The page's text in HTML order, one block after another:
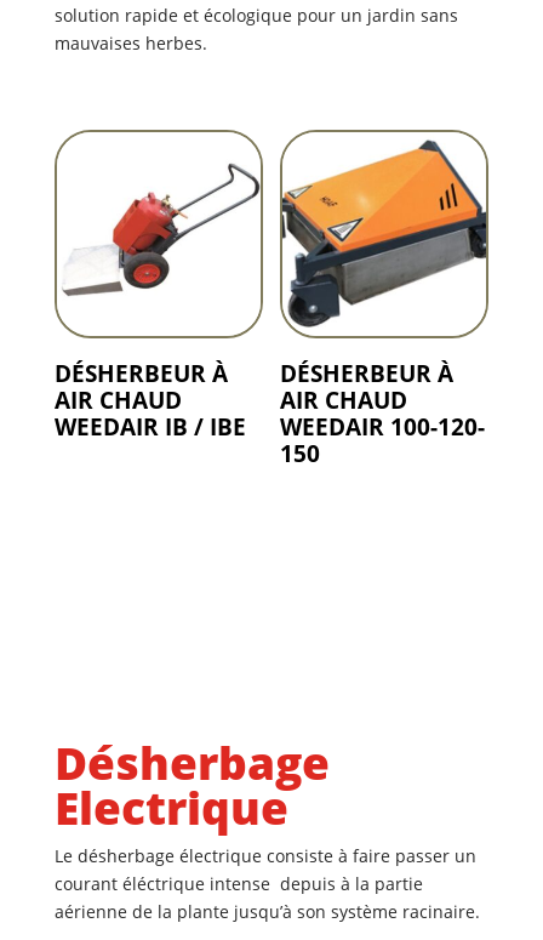
solution rapide et écologique pour un jardin sans
mauvaises herbes.
DÉSHERBEUR À
AIR CHAUD
WEEDAIR IB / IBE
DÉSHERBEUR À
AIR CHAUD
WEEDAIR 100-120-
150
Désherbage
Electrique
Le désherbage électrique consiste à faire passer un
courant éléctrique intense depuis à la partie
aérienne de la plante jusqu’à son système racinaire.